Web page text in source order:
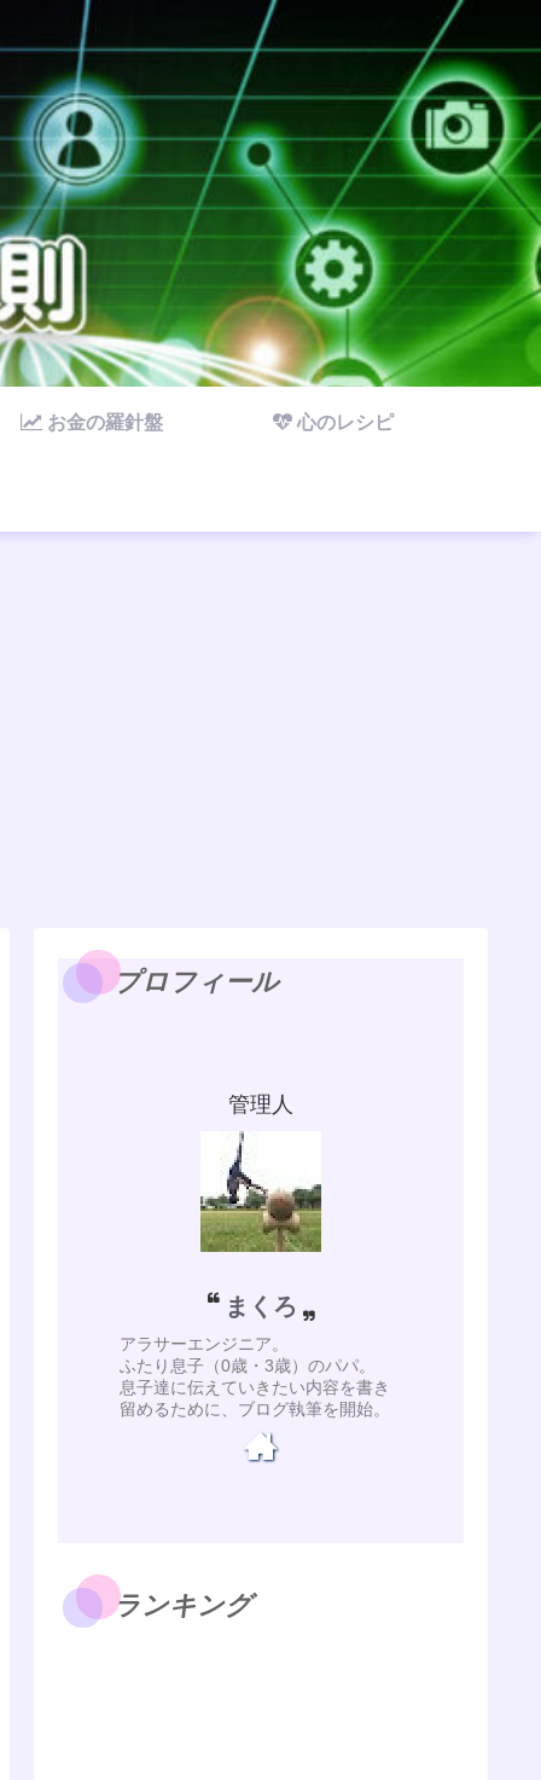
お金の羅針盤 心のレシピ
プロフィール
管理人
まくろ
アラサーエンジニア。
ふたり息子（0歳・3歳）のパパ。
息子達に伝えていきたい内容を書き
留めるために、ブログ執筆を開始。
ランキング